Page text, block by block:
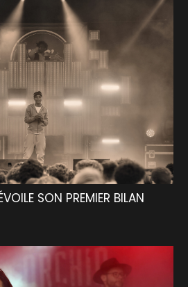
SON PREMIER BILAN